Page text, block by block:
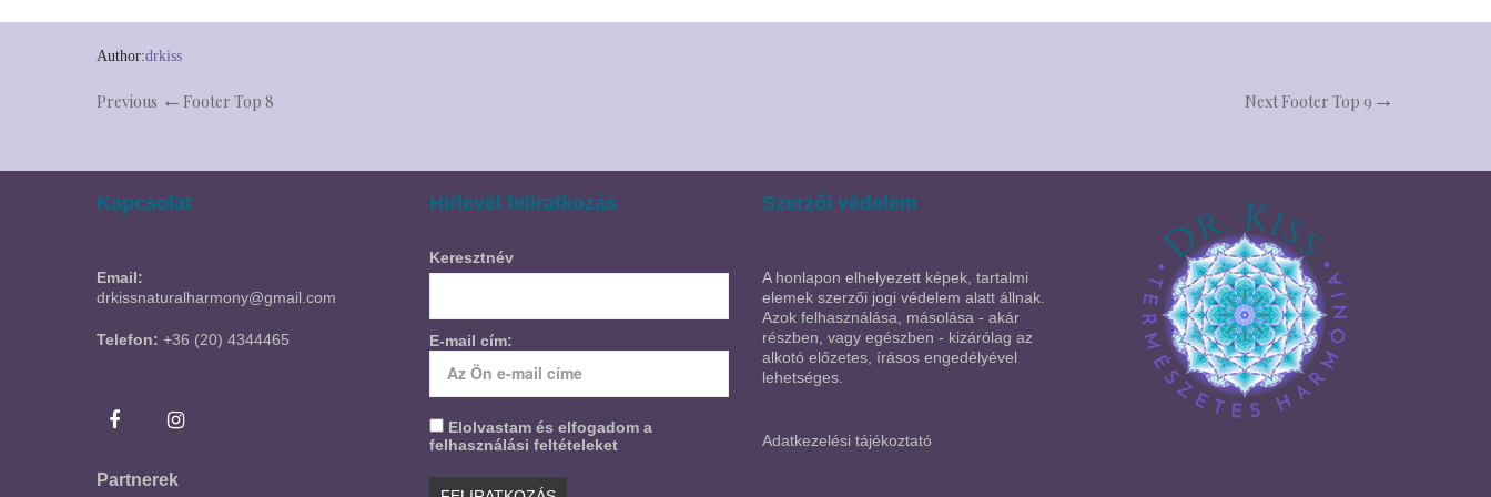
Author:drkiss
Previous Footer Top 8 Next Footer Top 9
Kapcsolat
Email:
drkissnaturalharmony@gmail.com
Telefon: +36 (20) 4344465
Partnerek
Hírlevél feliratkozás
Keresztnév
E-mail cím:
Elolvastam és elfogadom a
felhasználási feltételeket
Szerzői védelem
A honlapon elhelyezett képek, tartalmi
elemek szerzői jogi védelem alatt állnak.
Azok felhasználása, másolása - akár
részben, vagy egészben - kizárólag az
alkotó előzetes, írásos engedélyével
lehetséges.
Adatkezelési tájékoztató